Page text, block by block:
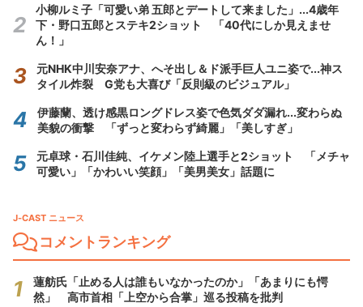
小柳ルミ子「可愛い弟 五郎とデートして来ました」...4歳年
下・野口五郎とステキ2ショット 「40代にしか見えませ
ん！」
元NHK中川安奈アナ、へそ出し＆ド派手巨人ユニ姿で...神ス
タイル炸裂 G党も大喜び「反則級のビジュアル」
伊藤蘭、透け感黒ロングドレス姿で色気ダダ漏れ...変わらぬ
美貌の衝撃 「ずっと変わらず綺麗」「美しすぎ」
元卓球・石川佳純、イケメン陸上選手と2ショット 「メチャ
可愛い」「かわいい笑顔」「美男美女」話題に
J-CAST ニュース
コメントランキング
蓮舫氏「止める人は誰もいなかったのか」「あまりにも愕
然」 高市首相「上空から合掌」巡る投稿を批判